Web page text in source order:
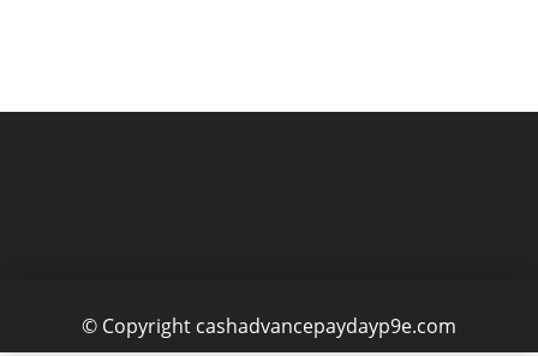
© Copyright cashadvancepaydayp9e.com